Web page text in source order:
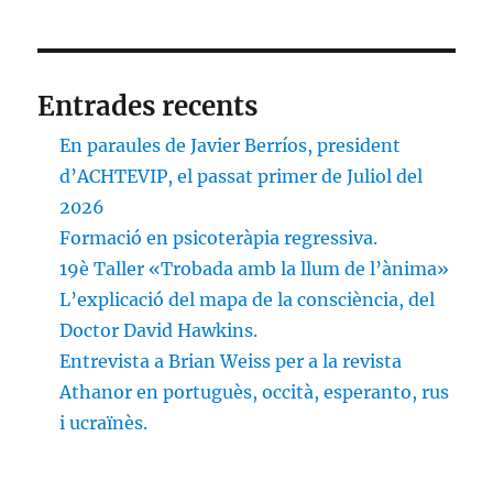
Entrades recents
En paraules de Javier Berríos, president
d’ACHTEVIP, el passat primer de Juliol del
2026
Formació en psicoteràpia regressiva.
19è Taller «Trobada amb la llum de l’ànima»
L’explicació del mapa de la consciència, del
Doctor David Hawkins.
Entrevista a Brian Weiss per a la revista
Athanor en portuguès, occità, esperanto, rus
i ucraïnès.